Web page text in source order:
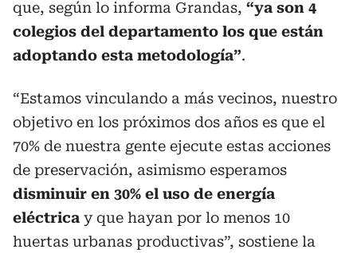
que, según lo informa Grandas, “ya son 4
colegios del departamento los que están
adoptando esta metodología”.
“Estamos vinculando a más vecinos, nuestro
objetivo en los próximos dos años es que el
70% de nuestra gente ejecute estas acciones
de preservación, asimismo esperamos
disminuir en 30% el uso de energía
eléctrica y que hayan por lo menos 10
huertas urbanas productivas”, sostiene la